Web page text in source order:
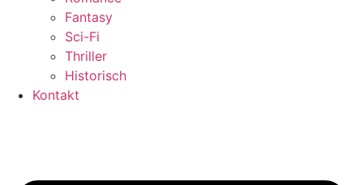
Fantasy
Sci-Fi
Thriller
Historisch
Kontakt